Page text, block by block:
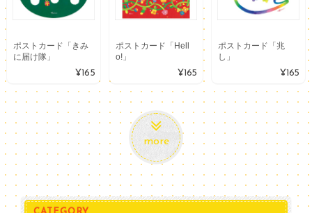
ポストカード「きみ
に届け隊」
¥165
ポストカード「Hell
o!」
¥165
ポストカード「兆
し」
¥165
more